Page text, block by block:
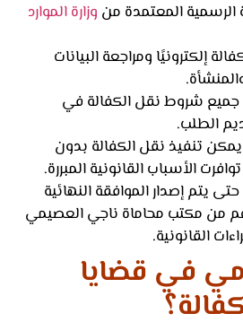
المعتمدة منوزارة الموارد
ومراجعة البيانات
شروط نقل الكفالة في
تنفيذ نقل الكفالة بدون
الأسباب القانونية المبررة.
إصدار الموافقة النهائية
محاماة ناجي العصيمي
في قضايا